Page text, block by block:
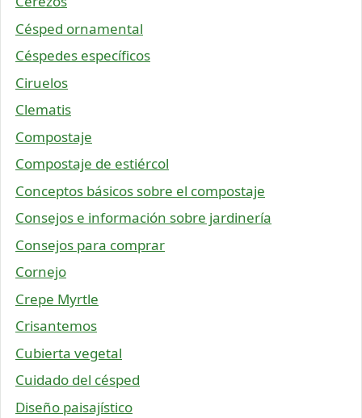
Césped ornamental
Céspedes específicos
Ciruelos
Clematis
Compostaje
Compostaje de estiércol
Conceptos básicos sobre el compostaje
Consejos e información sobre jardinería
Consejos para comprar
Cornejo
Crepe Myrtle
Crisantemos
Cubierta vegetal
Cuidado del césped
Diseño paisajístico